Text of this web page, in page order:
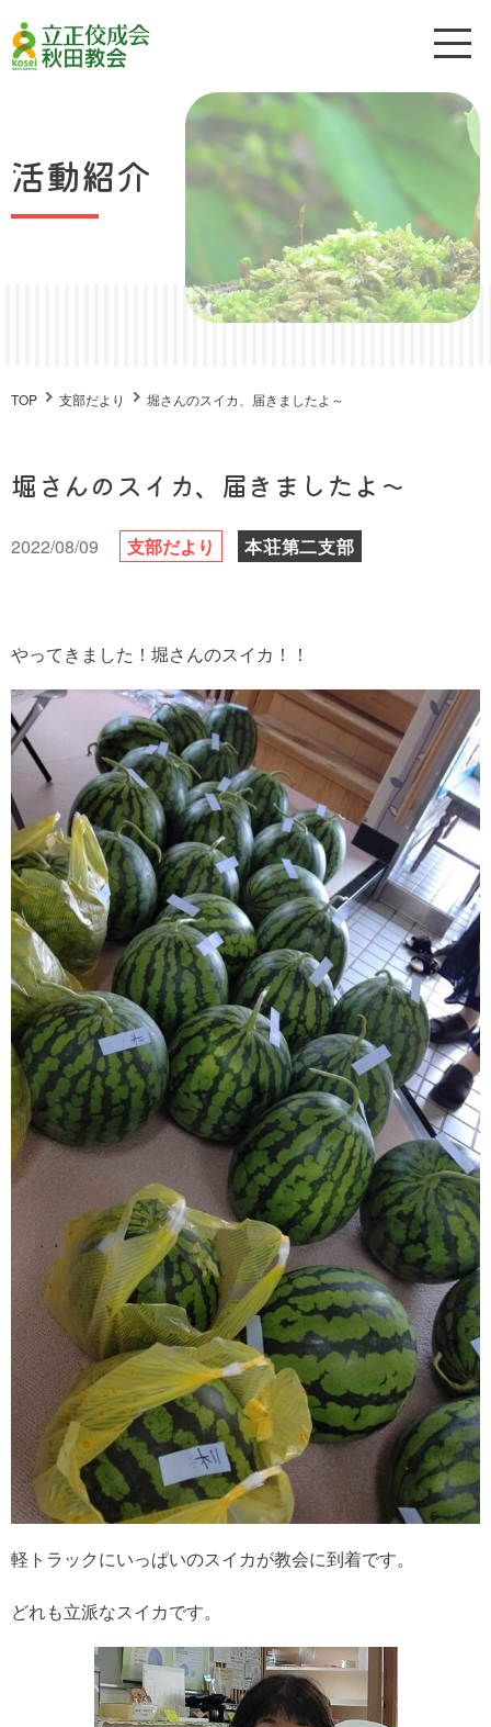
活動紹介
TOP 支部だより 堀さんのスイカ、届きましたよ～
堀さんのスイカ、届きましたよ～
2022/08/09 支部だより 本荘第二支部
やってきました！堀さんのスイカ！！
軽トラックにいっぱいのスイカが教会に到着です。
どれも立派なスイカです。